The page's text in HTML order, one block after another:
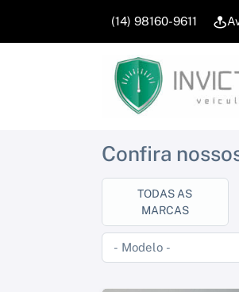
(14) 98160-9611
Confira
TODAS AS
MARCAS